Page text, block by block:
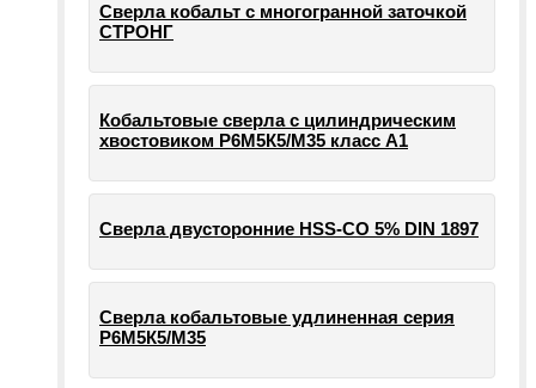
Сверла кобальт с многогранной заточкой
СТРОНГ
Кобальтовые сверла с цилиндрическим
хвостовиком Р6М5К5/М35 класс А1
Сверла двусторонние HSS-CO 5% DIN 1897
Сверла кобальтовые удлиненная серия
Р6М5К5/М35